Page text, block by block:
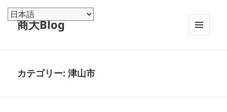
商大Blog
カテゴリー:津山市